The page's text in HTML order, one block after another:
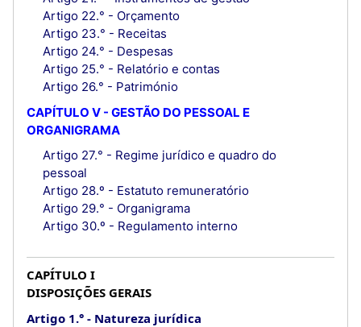
Artigo 22.° - Orçamento
Artigo 23.° - Receitas
Artigo 24.° - Despesas
Artigo 25.° - Relatório e contas
Artigo 26.° - Património
CAPÍTULO V - GESTÃO DO PESSOAL E
ORGANIGRAMA
Artigo 27.° - Regime jurídico e quadro do
pessoal
Artigo 28.º - Estatuto remuneratório
Artigo 29.° - Organigrama
Artigo 30.º - Regulamento interno
CAPÍTULO I
DISPOSIÇÕES GERAIS
Artigo 1.°
Natureza jurídica